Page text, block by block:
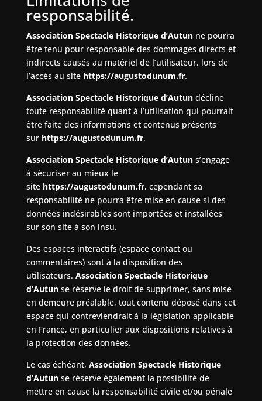
responsabilité.
Association Spectacle Historique d’Autun ne pourra
être tenu pour responsable des dommages directs et
indirects causés au matériel de l’utilisateur, lors de
l’accès au site https://augustodunum.fr.
Association Spectacle Historique d’Autun décline
toute responsabilité quant à l’utilisation qui pourrait
être faite des informations et contenus présents
sur https://augustodunum.fr.
Association Spectacle Historique d’Autun s’engage
à sécuriser au mieux le
site https://augustodunum.fr, cependant sa
responsabilité ne pourra être mise en cause si des
données indésirables sont importées et installées
sur son site à son insu.
Des espaces interactifs (espace contact ou
commentaires) sont à la disposition des
utilisateurs. Association Spectacle Historique
d’Autun se réserve le droit de supprimer, sans mise
en demeure préalable, tout contenu déposé dans cet
espace qui contreviendrait à la législation applicable
en France, en particulier aux dispositions relatives à
la protection des données.
Le cas échéant, Association Spectacle Historique
d’Autun se réserve également la possibilité de
mettre en cause la responsabilité civile et/ou pénale